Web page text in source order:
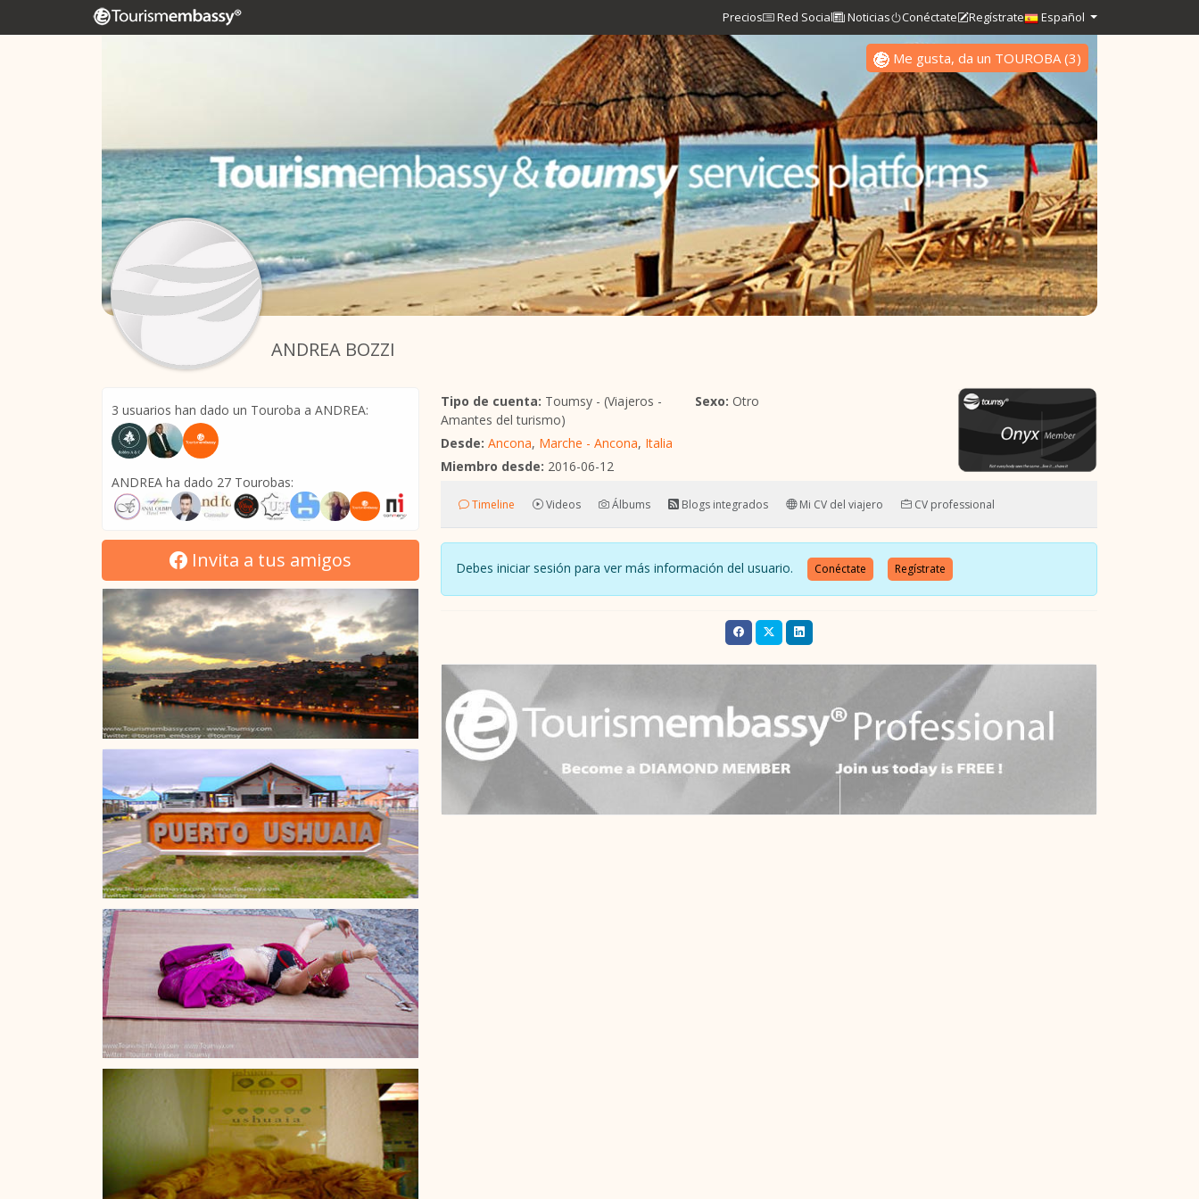
Precios Red Social Noticias Conéctate Regístrate Español
ANDREA BOZZI
Me gusta, da un TOUROBA(3)
3 usuarios han dado un Touroba a ANDREA:
ANDREA ha dado 27 Tourobas:
Invita a tus amigos
Tipo de cuenta: Toumsy - (Viajeros -
Amantes del turismo)
Desde: Ancona, Marche - Ancona, Italia
Miembro desde: 2016-06-12
Sexo: Otro
Timeline Videos Álbums Blogs integrados Mi CV del viajero CV professional
Debes iniciar sesión para ver más información del usuario. Conéctate Regístrate